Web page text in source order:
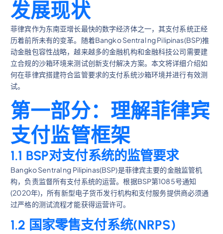
发展现状
菲律宾作为东南亚增长最快的数字经济体之一，其支付系统正经
历着前所未有的变革。随着Bangko Sentral ng Pilipinas(BSP)推
动金融包容性战略，越来越多的金融机构和金融科技公司需要建
立合规的沙箱环境来测试创新支付解决方案。本文将详细介绍如
何在菲律宾搭建符合监管要求的支付系统沙箱环境并进行有效测
试。
第一部分：理解菲律宾
支付监管框架
1.1 BSP对支付系统的监管要求
Bangko Sentral ng Pilipinas(BSP)是菲律宾主要的金融监管机
构，负责监督所有支付系统的运营。根据BSP第1085号通知
(2020年)，所有新型电子货币发行机构和支付服务提供商必须通
过严格的测试流程才能获得运营许可。
1.2 国家零售支付系统(NRPS)